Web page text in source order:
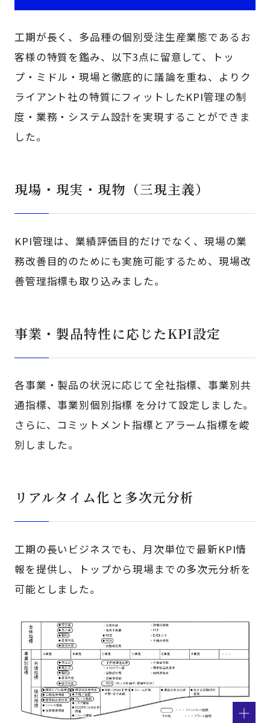
工期が長く、多品種の個別受注生産業態であるお
客様の特質を鑑み、以下3点に留意して、トッ
プ・ミドル・現場と徹底的に議論を重ね、よりク
ライアント社の特質にフィットしたKPI管理の制
度・業務・システム設計を実現することができま
した。
現場・現実・現物（三現主義）
KPI管理は、業績評価目的だけでなく、現場の業
務改善目的のためにも実施可能するため、現場改
善管理指標も取り込みました。
事業・製品特性に応じたKPI設定
各事業・製品の状況に応じて全社指標、事業別共
通指標、事業別個別指標 を分けて設定しました。
さらに、コミットメント指標とアラーム指標を峻
別しました。
リアルタイム化と多次元分析
工期の長いビジネスでも、月次単位で最新KPI情
報を提供し、トップから現場までの多次元分析を
可能としました。